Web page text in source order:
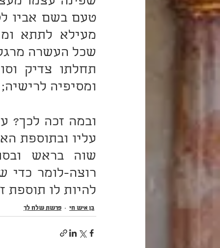
ומסיפיה לרישיה;
להיות לו תוספת
בן איש חי פרשת שְׁלַח לְךָ